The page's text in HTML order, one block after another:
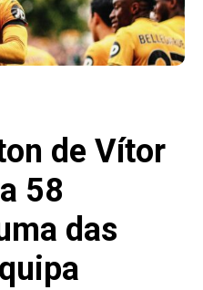
de Vítor
58
das